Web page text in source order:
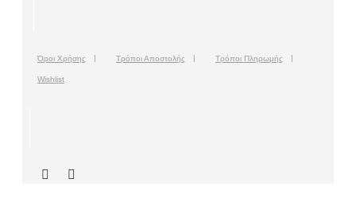
Όροι Χρήσης Τρόποι Αποστολής Τρόποι Πληρωμής
Wishlist